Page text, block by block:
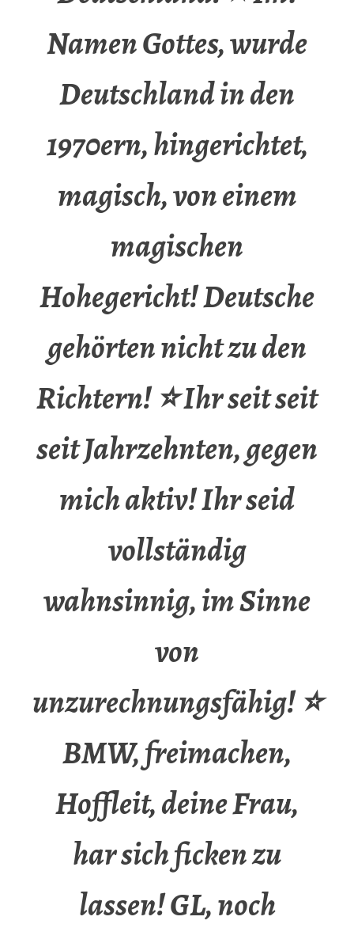
Namen Gottes, wurde
Deutschland in den
1970ern, hingerichtet,
magisch, von einem
magischen
Hohegericht! Deutsche
gehörten nicht zu den
Richtern! ⭐ Ihr seit seit
seit Jahrzehnten, gegen
mich aktiv! Ihr seid
vollständig
wahnsinnig, im Sinne
von
unzurechnungsfähig! ⭐
BMW, freimachen,
Hoffleit, deine Frau,
har sich ficken zu
lassen! GL, noch